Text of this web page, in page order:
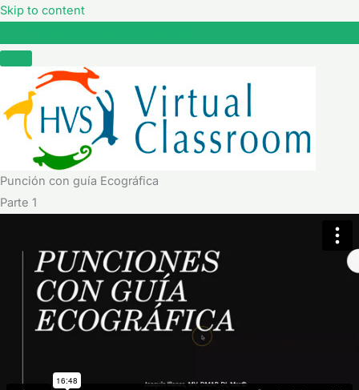
Skip to content
Punción con guía Ecográfica
Parte 1